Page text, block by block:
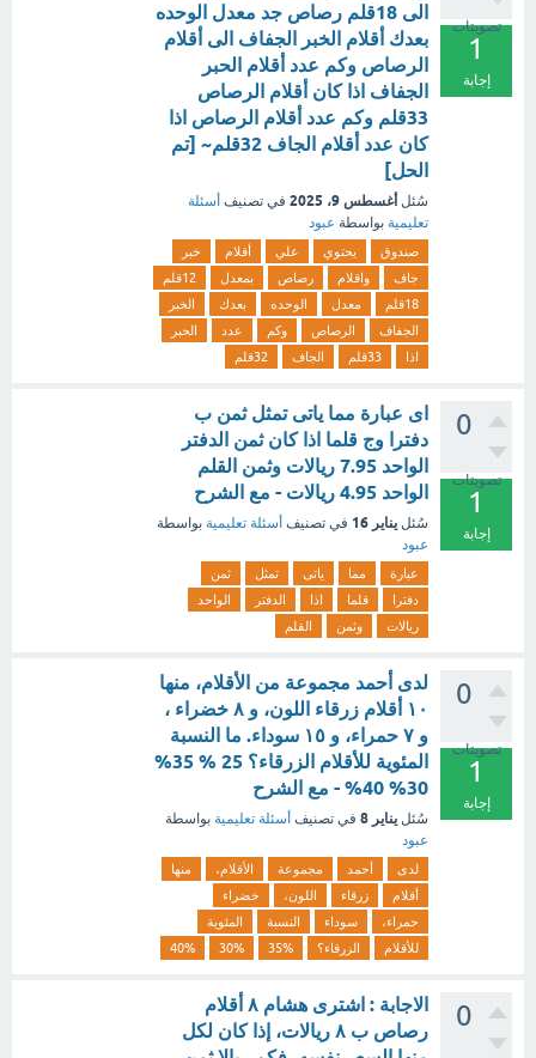
تصويتات
1
إجابة
الى 18قلم رصاص جد معدل الوحده
بعدك أقلام الخبر الجفاف الى أقلام
الرصاص وكم عدد أقلام الحبر
الجفاف اذا كان أقلام الرصاص
33قلم وكم عدد أقلام الرصاص اذا
كان عدد أقلام الجاف 32قلم~ [تم
الحل]
سُئل أغسطس 9، 2025 في تصنيف أسئلة
تعليمية بواسطة عبود
صندوق يحتوي علي أقلام
خبر
جاف
واقلام رصاص بمعدل
12قلم
18قلم
معدل الوحده بعدك
الخبر
الجفاف
الرصاص وكم عدد
الحبر
اذا
33قلم الجاف 32قلم
0
تصويتات
1
إجابة
اى عبارة مما ياتى تمثل ثمن ب
دفترا وج قلما اذا كان ثمن الدفتر
الواحد 7.95 ريالات وثمن القلم
الواحد 4.95 ريالات - مع الشرح
سُئل يناير 16 في تصنيف أسئلة تعليمية بواسطة
عبود
عبارة مما ياتى تمثل
ثمن
دفترا
قلما اذا الدفتر
الواحد
ريالات
وثمن القلم
0
تصويتات
1
إجابة
لدى أحمد مجموعة من الأقلام، منها
۱۰ أقلام زرقاء اللون، و ۸ خضراء ،
و ٧ حمراء، و ١٥ سوداء. ما النسبة
المئوية للأقلام الزرقاء؟ 25 % 35%
30% 40% - مع الشرح
سُئل يناير 8 في تصنيف أسئلة تعليمية بواسطة
عبود
لدى أحمد مجموعة الأقلام،
منها
أقلام
زرقاء اللون،
خضراء
حمراء،
سوداء النسبة
المئوية
للأقلام
الزرقاء؟ 35%
30%
40%
0
الاجابة : اشترى هشام ۸ أقلام
رصاص ب ۸ ريالات، إذا كان لكل